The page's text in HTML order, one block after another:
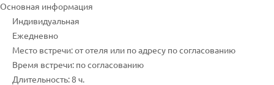
Основная информация
Индивидуальная
Ежедневно
Место встречи: от отеля или по адресу по согласованию
Время встречи: по согласованию
Длительность: 8 ч.